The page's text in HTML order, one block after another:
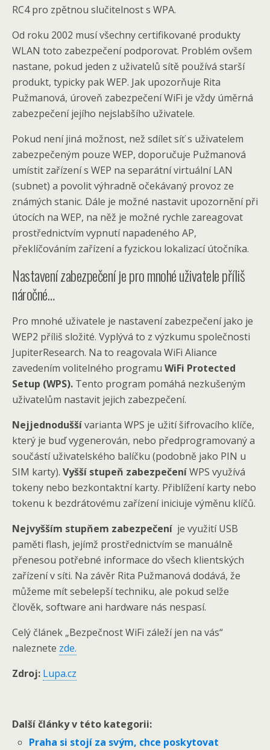
RC4 pro zpětnou slučitelnost s WPA.
Od roku 2002 musí všechny certifikované produkty
WLAN toto zabezpečení podporovat. Problém ovšem
nastane, pokud jeden z uživatelů sítě používá starší
produkt, typicky pak WEP. Jak upozorňuje Rita
Pužmanová, úroveň zabezpečení WiFi je vždy úměrná
zabezpečení jejího nejslabšího uživatele.
Pokud není jiná možnost, než sdílet síť s uživatelem
zabezpečeným pouze WEP, doporučuje Pužmanová
umístit zařízení s WEP na separátní virtuální LAN
(subnet) a povolit výhradně očekávaný provoz ze
známých stanic. Dále je možné nastavit upozornění při
útocích na WEP, na něž je možné rychle zareagovat
prostřednictvím vypnutí napadeného AP,
překlíčováním zařízení a fyzickou lokalizací útočníka.
Nastavení zabezpečení je pro mnohé uživatele příliš
náročné…
Pro mnohé uživatele je nastavení zabezpečení jako je
WEP2 příliš složité. Vyplývá to z výzkumu společnosti
JupiterResearch. Na to reagovala WiFi Aliance
zavedením volitelného programu WiFi Protected
Setup (WPS). Tento program pomáhá nezkušeným
uživatelům nastavit jejich zabezpečení.
Nejjednoduššívarianta WPS je užití šifrovacího klíče,
který je buď vygenerován, nebo předprogramovaný a
součástí uživatelského balíčku (podobně jako PIN u
SIM karty). Vyšší stupeň zabezpečeníWPS využívá
tokeny nebo bezkontaktní karty. Přiblížení karty nebo
tokenu k bezdrátovému zařízení iniciuje výměnu klíčů.
Nejvyšším stupňem zabezpečení je využití USB
paměti flash, jejímž prostřednictvím se manuálně
přenesou potřebné informace do všech klientských
zařízení v síti. Na závěr Rita Pužmanová dodává, že
můžeme mít sebelepší techniku, ale pokud selže
člověk, software ani hardware nás nespasí.
Celý článek „Bezpečnost WiFi záleží jen na vás“
naleznete zde.
Zdroj: Lupa.cz
Další články v této kategorii:
Praha si stojí za svým, chce poskytovat